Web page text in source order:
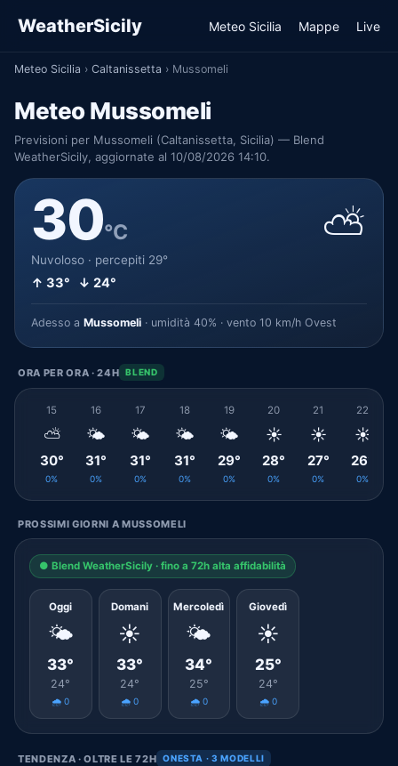
WeatherSicily Meteo Sicilia Mappe Live
Meteo Sicilia › Caltanissetta › Mussomeli
Meteo Mussomeli
Previsioni per Mussomeli (Caltanissetta, Sicilia) — Blend
WeatherSicily, aggiornate al 10/08/2026 14:10.
30°C
Nuvoloso · percepiti 29°
↑ 33° ↓ 24°
⛅
Adesso a Mussomeli · umidità 40% · vento 10 km/h Ovest
ORA PER ORA · 24H BLEND
15
⛅
30°
0%
16
🌤️
31°
0%
17
🌤️
31°
0%
18
🌤️
31°
0%
19
🌤️
29°
0%
20
☀️
28°
0%
21
☀️
27°
0%
22
☀️
26°
0%
PROSSIMI GIORNI A MUSSOMELI
● Blend WeatherSicily · fino a 72h alta affidabilità
Oggi
🌤️
33°
24°
🌧️ 0
Domani
☀️
33°
24°
🌧️ 0
Mercoledì
🌤️
34°
25°
🌧️ 0
Giovedì
☀️
25°
24°
🌧️ 0
TENDENZA · OLTRE LE 72H ONESTA · 3 MODELLI